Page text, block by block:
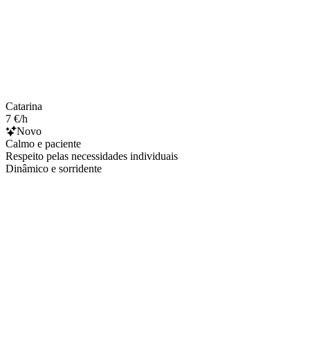
Catarina
7 €/h
Novo
Calmo e paciente
Respeito pelas necessidades individuais
Dinâmico e sorridente